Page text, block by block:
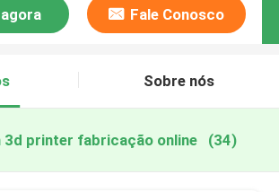
Fale Conosco
Sobre nós
3d printer fabricação online (34)